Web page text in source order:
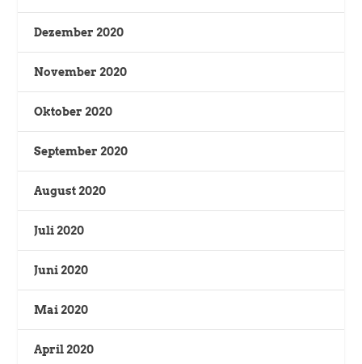
Dezember 2020
November 2020
Oktober 2020
September 2020
August 2020
Juli 2020
Juni 2020
Mai 2020
April 2020